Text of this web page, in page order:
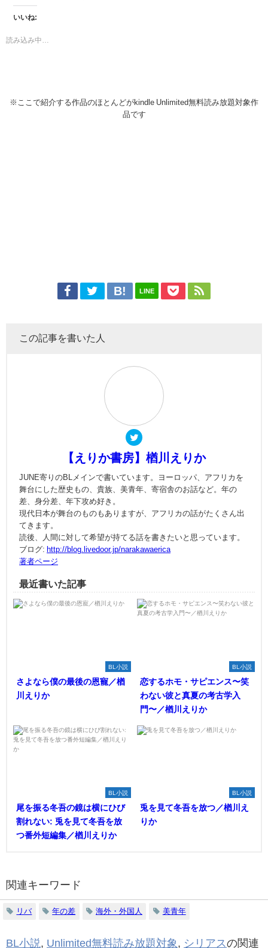
いいね:
読み込み中…
※ここで紹介する作品のほとんどがkindle Unlimited無料読み放題対象作
品です
LINE
この記事を書いた人
【えりか書房】楢川えりか
JUNE寄りのBLメインで書いています。ヨーロッパ、アフリカを
舞台にした歴史もの、貴族、美青年、寄宿舎のお話など。年の
差、身分差、年下攻め好き。
現代日本が舞台のものもありますが、アフリカの話がたくさん出
てきます。
読後、人間に対して希望が持てる話を書きたいと思っています。
ブログ: http://blog.livedoor.jp/narakawaerica
著者ページ
最近書いた記事
BL小説
さよなら僕の最後の恩寵／楢
川えりか
BL小説
恋するホモ・サピエンス〜笑
わない彼と真夏の考古学入
門〜／楢川えりか
BL小説
尾を振る冬吾の鏡は横にひび
割れない: 兎を見て冬吾を放
つ番外短編集／楢川えりか
BL小説
兎を見て冬吾を放つ／楢川え
りか
関連キーワード
リバ 年の差 海外・外国人 美青年
BL小説, Unlimited無料読み放題対象 , シリアスの関連